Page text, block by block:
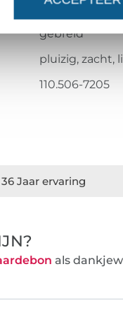
zeer zacht
gebreid
pluizig, zacht,
110.506-7205
36 Jaar ervaring
als